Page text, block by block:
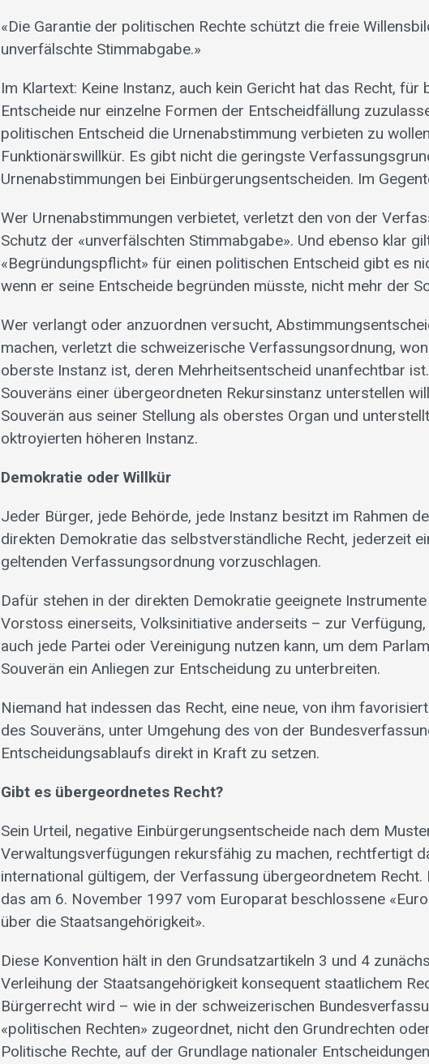
«Die Garantie der politischen Rechte schützt die freie
unverfälschte Stimmabgabe.»
Im Klartext: Keine Instanz, auch kein Gericht hat das Recht,
Entscheide nur einzelne Formen der Entscheidfällung
politischen Entscheid die Urnenabstimmung verbieten zu
Funktionärswillkür. Es gibt nicht die geringste
Urnenabstimmungen bei Einbürgerungsentscheiden. Im
Wer Urnenabstimmungen verbietet, verletzt den von der
Schutz der «unverfälschten Stimmabgabe». Und ebenso klar
«Begründungspflicht» für einen politischen Entscheid gibt es
wenn er seine Entscheide begründen müsste, nicht mehr der
Wer verlangt oder anzuordnen versucht,
machen, verletzt die schweizerische Verfassungsordnung,
oberste Instanz ist, deren Mehrheitsentscheid unanfechtbar
Souveräns einer übergeordneten Rekursinstanz unterstellen
Souverän aus seiner Stellung als oberstes Organ und
oktroyierten höheren Instanz.
Demokratie oder Willkür
Jeder Bürger, jede Behörde, jede Instanz besitzt im Rahmen
direkten Demokratie das selbstverständliche Recht, jederzeit
geltenden Verfassungsordnung vorzuschlagen.
Dafür stehen in der direkten Demokratie geeignete
Vorstoss einerseits, Volksinitiative anderseits – zur
auch jede Partei oder Vereinigung nutzen kann, um dem
Souverän ein Anliegen zur Entscheidung zu unterbreiten.
Niemand hat indessen das Recht, eine neue, von ihm
des Souveräns, unter Umgehung des von der
Entscheidungsablaufs direkt in Kraft zu setzen.
Gibt es übergeordnetes Recht?
Sein Urteil, negative Einbürgerungsentscheide nach dem
Verwaltungsverfügungen rekursfähig zu machen, rechtfertigt
international gültigem, der Verfassung übergeordnetem
das am 6. November 1997 vom Europarat beschlossene
über die Staatsangehörigkeit».
Diese Konvention hält in den Grundsatzartikeln 3 und 4
Verleihung der Staatsangehörigkeit konsequent staatlichem
Bürgerrecht wird – wie in der schweizerischen
«politischen Rechten» zugeordnet, nicht den Grundrechten
Politische Rechte, auf der Grundlage nationaler